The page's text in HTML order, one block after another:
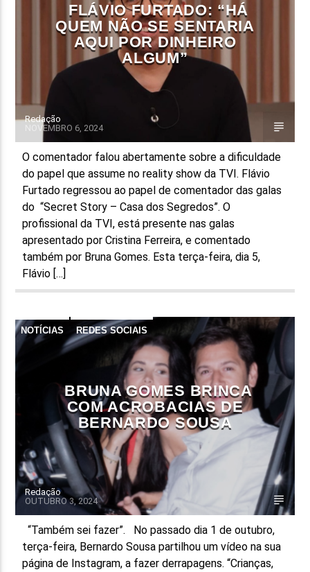
FLÁVIO FURTADO: “HÁ
QUEM NÃO SE SENTARIA
AQUI POR DINHEIRO
ALGUM”
Redação
NOVEMBRO 6, 2024
O comentador falou abertamente sobre a dificuldade
do papel que assume no reality show da TVI. Flávio
Furtado regressou ao papel de comentador das galas
do “Secret Story – Casa dos Segredos”. O
profissional da TVI, está presente nas galas
apresentado por Cristina Ferreira, e comentado
também por Bruna Gomes. Esta terça-feira, dia 5,
Flávio […]
NOTÍCIAS REDES SOCIAIS
BRUNA GOMES BRINCA
COM ACROBACIAS DE
BERNARDO SOUSA
Redação
OUTUBRO 3, 2024
“Também sei fazer”. No passado dia 1 de outubro,
terça-feira, Bernardo Sousa partilhou um vídeo na sua
página de Instagram, a fazer derrapagens. “Crianças,